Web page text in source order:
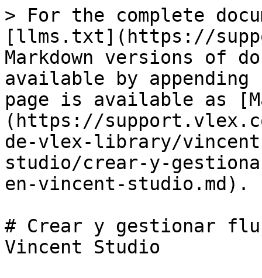
> For the complete
[llms.txt](https://
Markdown versions of
available by
page is available as
(https://
de-vlex-library/
studio/crear-y-
en-vincent-studio.md).
# Crear y gestionar
Vincent Studio